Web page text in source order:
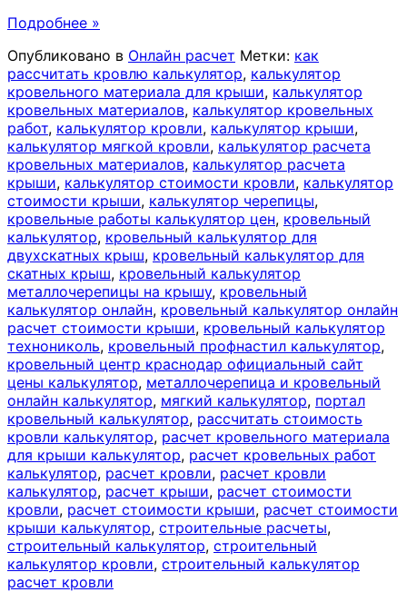
Подробнее »
Опубликовано в Онлайн расчет Метки: как
рассчитать кровлю калькулятор, калькулятор
кровельного материала для крыши, калькулятор
кровельных материалов, калькулятор кровельных
работ, калькулятор кровли, калькулятор крыши,
калькулятор мягкой кровли, калькулятор расчета
кровельных материалов, калькулятор расчета
крыши, калькулятор стоимости кровли, калькулятор
стоимости крыши, калькулятор черепицы,
кровельные работы калькулятор цен, кровельный
калькулятор, кровельный калькулятор для
двухскатных крыш, кровельный калькулятор для
скатных крыш, кровельный калькулятор
металлочерепицы на крышу, кровельный
калькулятор онлайн, кровельный калькулятор онлайн
расчет стоимости крыши, кровельный калькулятор
технониколь, кровельный профнастил калькулятор,
кровельный центр краснодар официальный сайт
цены калькулятор, металлочерепица и кровельный
онлайн калькулятор, мягкий калькулятор, портал
кровельный калькулятор, рассчитать стоимость
кровли калькулятор, расчет кровельного материала
для крыши калькулятор, расчет кровельных работ
калькулятор, расчет кровли, расчет кровли
калькулятор, расчет крыши, расчет стоимости
кровли, расчет стоимости крыши, расчет стоимости
крыши калькулятор, строительные расчеты,
строительный калькулятор, строительный
калькулятор кровли, строительный калькулятор
расчет кровли